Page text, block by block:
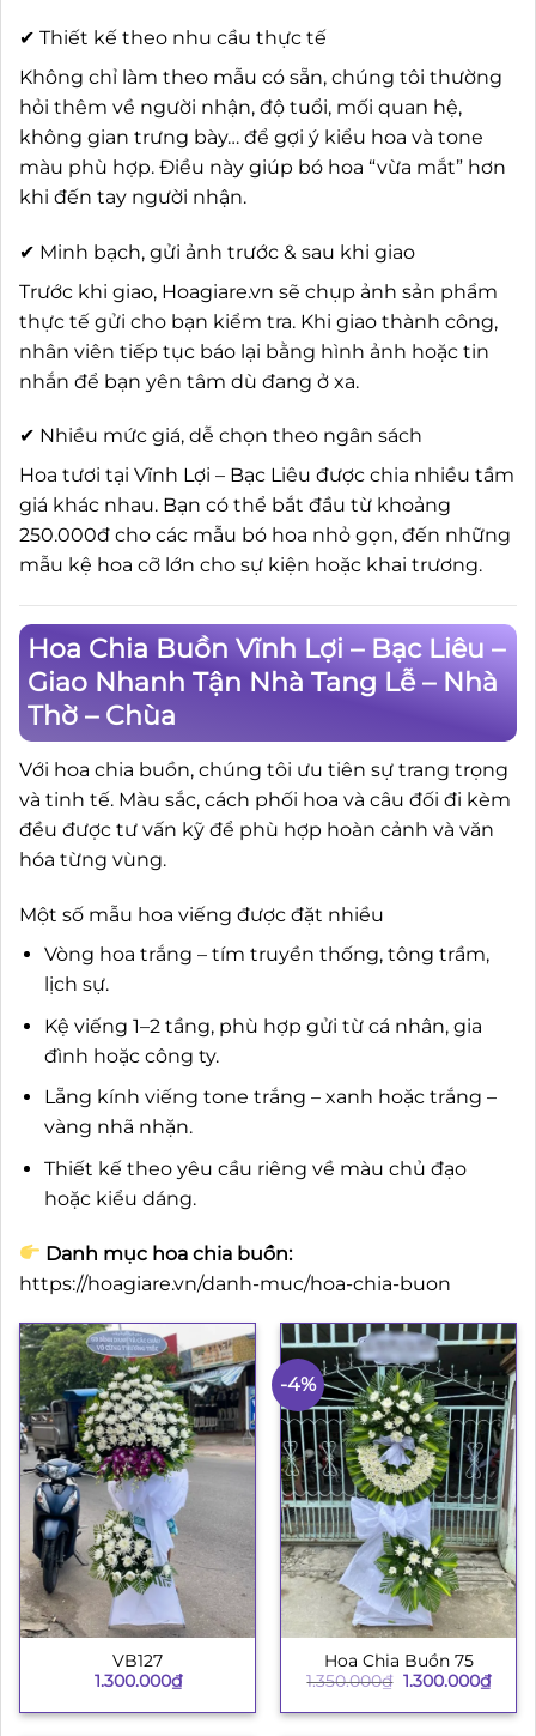
✔ Thiết kế theo nhu cầu thực tế
Không chỉ làm theo mẫu có sẵn, chúng tôi thường
hỏi thêm về người nhận, độ tuổi, mối quan hệ,
không gian trưng bày… để gợi ý kiểu hoa và tone
màu phù hợp. Điều này giúp bó hoa “vừa mắt” hơn
khi đến tay người nhận.
✔ Minh bạch, gửi ảnh trước & sau khi giao
Trước khi giao, Hoagiare.vn sẽ chụp ảnh sản phẩm
thực tế gửi cho bạn kiểm tra. Khi giao thành công,
nhân viên tiếp tục báo lại bằng hình ảnh hoặc tin
nhắn để bạn yên tâm dù đang ở xa.
✔ Nhiều mức giá, dễ chọn theo ngân sách
Hoa tươi tại Vĩnh Lợi – Bạc Liêu được chia nhiều tầm
giá khác nhau. Bạn có thể bắt đầu từ khoảng
250.000đ cho các mẫu bó hoa nhỏ gọn, đến những
mẫu kệ hoa cỡ lớn cho sự kiện hoặc khai trương.
Hoa Chia Buồn Vĩnh Lợi – Bạc Liêu –
Giao Nhanh Tận Nhà Tang Lễ – Nhà
Thờ – Chùa
Với hoa chia buồn, chúng tôi ưu tiên sự trang trọng
và tinh tế. Màu sắc, cách phối hoa và câu đối đi kèm
đều được tư vấn kỹ để phù hợp hoàn cảnh và văn
hóa từng vùng.
Một số mẫu hoa viếng được đặt nhiều
Vòng hoa trắng – tím truyền thống, tông trầm,
lịch sự.
Kệ viếng 1–2 tầng, phù hợp gửi từ cá nhân, gia
đình hoặc công ty.
Lẵng kính viếng tone trắng – xanh hoặc trắng –
vàng nhã nhặn.
Thiết kế theo yêu cầu riêng về màu chủ đạo
hoặc kiểu dáng.
Danh mục hoa chia buồn:
https://hoagiare.vn/danh-muc/hoa-chia-buon
VB127
1.300.000₫
-4%
Hoa Chia Buồn 75
1.350.000₫ Giá
là:
1.300.000₫Giá
hiện
tại